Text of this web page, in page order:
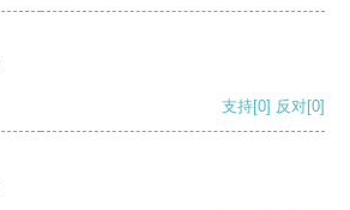
支持[0] 反对[0]